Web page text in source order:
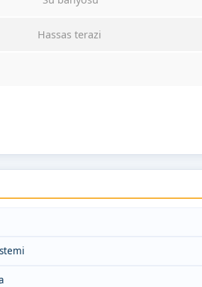
Hassas terazi